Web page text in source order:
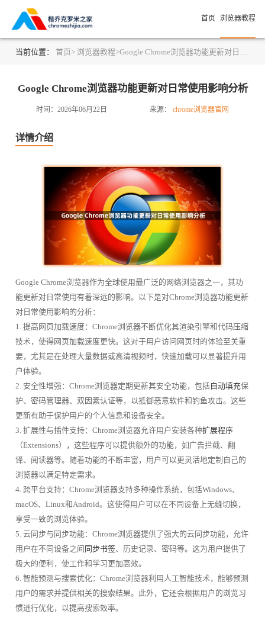
首页 浏览器教程
当前位置： 首页> 浏览器教程>Google Chrome浏览器功能更新对日常使用影响分析
Google Chrome浏览器功能更新对日常使用影响分析
时间：2026年06月22日 来源： chrome浏览器官网
详情介绍
Google Chrome浏览器作为全球使用最广泛的网络浏览器之一，其功
能更新对日常使用有着深远的影响。以下是对Chrome浏览器功能更新
对日常使用影响的分析：
1. 提高网页加载速度：Chrome浏览器不断优化其渲染引擎和代码压缩
技术，使得网页加载速度更快。这对于用户访问网页时的体验至关重
要，尤其是在处理大量数据或高清视频时，快速加载可以显著提升用
户体验。
2. 安全性增强：Chrome浏览器定期更新其安全功能，包括自动填充保
护、密码管理器、双因素认证等，以抵御恶意软件和钓鱼攻击。这些
更新有助于保护用户的个人信息和设备安全。
3. 扩展性与插件支持：Chrome浏览器允许用户安装各种扩展程序
（Extensions），这些程序可以提供额外的功能，如广告拦截、翻
译、阅读器等。随着功能的不断丰富，用户可以更灵活地定制自己的
浏览器以满足特定需求。
4. 跨平台支持：Chrome浏览器支持多种操作系统，包括Windows、
macOS、Linux和Android。这使得用户可以在不同设备上无缝切换，
享受一致的浏览体验。
5. 云同步与同步功能：Chrome浏览器提供了强大的云同步功能，允许
用户在不同设备之间 同步书签、历史记录、密码等。这为用户提供了
极大的便利，使工作和学习更加高效。
6. 智能预测与搜索优化：Chrome浏览器利用人工智能技术，能够预测
用户的需求并提供相关的搜索结果。此外，它还会根据用户的浏览习
惯进行优化，以提高搜索效率。